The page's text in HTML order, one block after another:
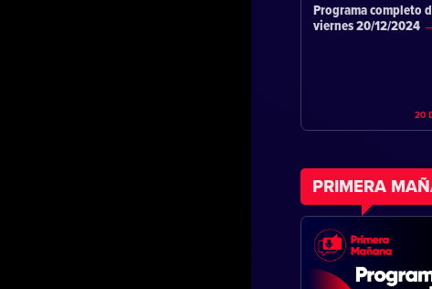
Programa completo
viernes 20/12/2024
20
PRIMERA